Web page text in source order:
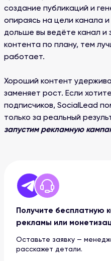
создание публикаций и
опираясь на цели канала
дольше вы ведёте канал и
контента по плану, тем
работает.
Хороший контент
заменяет рост. Если
подписчиков, SocialLead
только за реальный
запустим рекламную
Получите бесплатную
рекламы или
Оставьте заявку —
расскажет детали.